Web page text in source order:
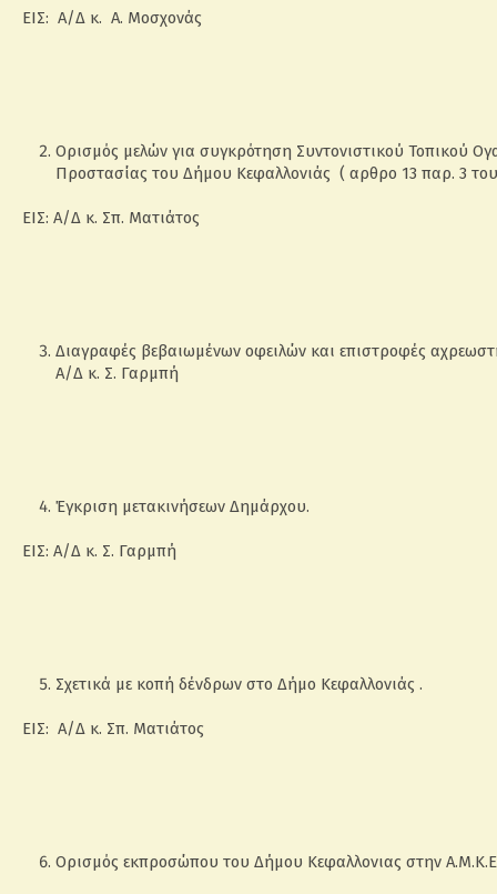
ΕΙΣ: Α/Δ κ. Α. Μοσχονάς
Ορισμός μελών για συγκρότηση Συντονιστικού Τοπικού
Προστασίας του Δήμου Κεφαλλονιάς ( αρθρο 13 παρ. 3
ΕΙΣ: Α/Δ κ. Σπ. Ματιάτος
Διαγραφές βεβαιωμένων οφειλών και επιστροφές
Α/Δ κ. Σ. Γαρμπή
Έγκριση μετακινήσεων Δημάρχου.
ΕΙΣ: Α/Δ κ. Σ. Γαρμπή
Σχετικά με κοπή δένδρων στο Δήμο Κεφαλλονιάς .
ΕΙΣ: Α/Δ κ. Σπ. Ματιάτος
Ορισμός εκπροσώπου του Δήμου Κεφαλλονιας στην